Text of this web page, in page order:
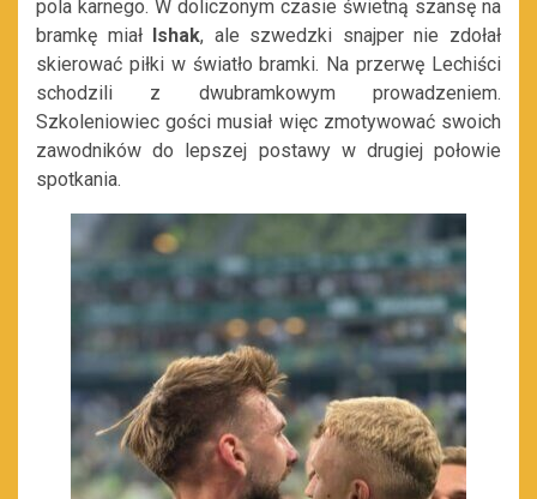
pola karnego. W doliczonym czasie świetną szansę na
bramkę miał Ishak, ale szwedzki snajper nie zdołał
skierować piłki w światło bramki. Na przerwę Lechiści
schodzili z dwubramkowym prowadzeniem.
Szkoleniowiec gości musiał więc zmotywować swoich
zawodników do lepszej postawy w drugiej połowie
spotkania.